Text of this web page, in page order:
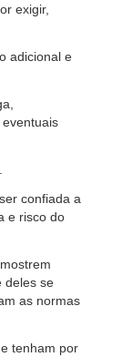
exigir,
adicional e
confiada a
e risco do
deles se
as normas
tenham por